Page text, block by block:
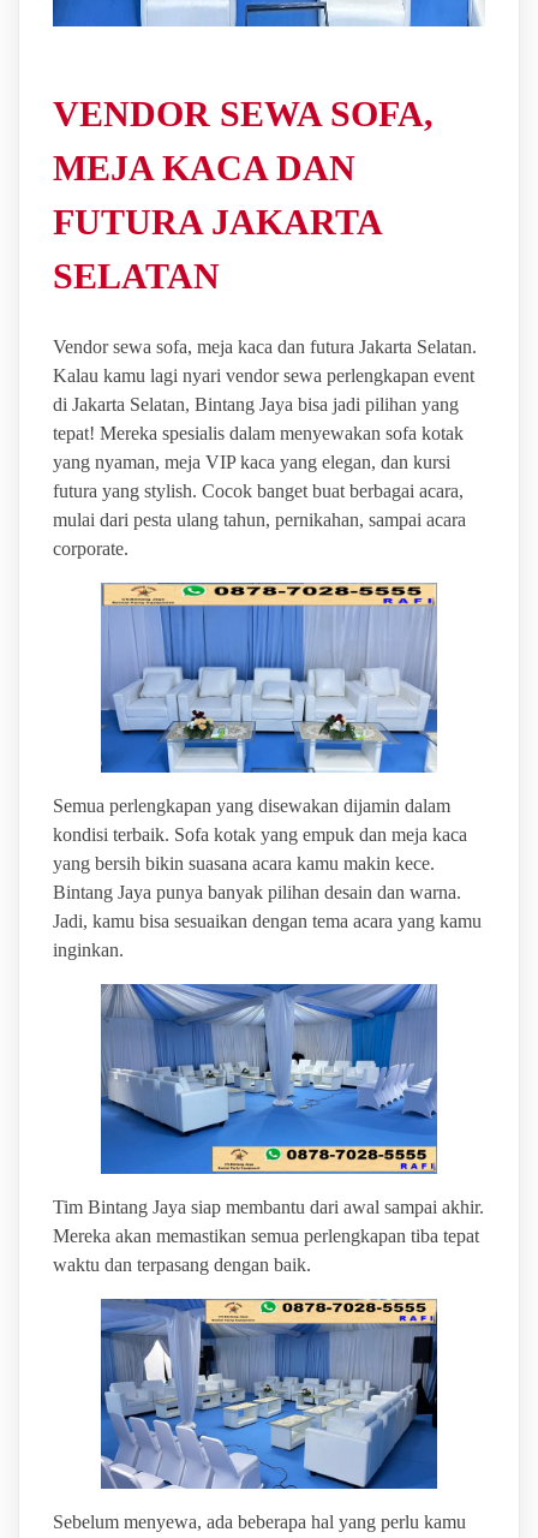
VENDOR SEWA SOFA,
MEJA KACA DAN
FUTURA JAKARTA
SELATAN
Vendor sewa sofa, meja kaca dan futura Jakarta Selatan.
Kalau kamu lagi nyari vendor sewa perlengkapan event
di Jakarta Selatan, Bintang Jaya bisa jadi pilihan yang
tepat! Mereka spesialis dalam menyewakan sofa kotak
yang nyaman, meja VIP kaca yang elegan, dan kursi
futura yang stylish. Cocok banget buat berbagai acara,
mulai dari pesta ulang tahun, pernikahan, sampai acara
corporate.
Semua perlengkapan yang disewakan dijamin dalam
kondisi terbaik. Sofa kotak yang empuk dan meja kaca
yang bersih bikin suasana acara kamu makin kece.
Bintang Jaya punya banyak pilihan desain dan warna.
Jadi, kamu bisa sesuaikan dengan tema acara yang kamu
inginkan.
Tim Bintang Jaya siap membantu dari awal sampai akhir.
Mereka akan memastikan semua perlengkapan tiba tepat
waktu dan terpasang dengan baik.
Sebelum menyewa, ada beberapa hal yang perlu kamu